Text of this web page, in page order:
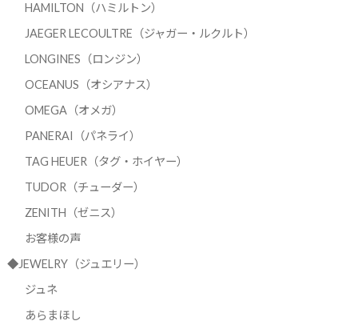
HAMILTON（ハミルトン）
JAEGER LECOULTRE（ジャガー・ルクルト）
LONGINES（ロンジン）
OCEANUS（オシアナス）
OMEGA（オメガ）
PANERAI（パネライ）
TAG HEUER（タグ・ホイヤー）
TUDOR（チューダー）
ZENITH（ゼニス）
お客様の声
◆JEWELRY（ジュエリー）
ジュネ
あらまほし